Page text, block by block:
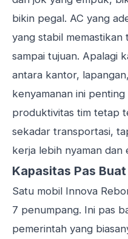
bikin pegal. AC yang
yang stabil
sampai tujuan. Apalagi
antara kantor,
kenyamanan ini
produktivitas tim tetap
sekadar transportasi,
kerja lebih nyaman dan
Kapasitas Pas
Satu mobil Innova
7 penumpang. Ini pas
pemerintah yang